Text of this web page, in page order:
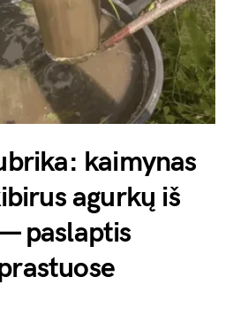
kaimynas
agurkų iš
paslaptis